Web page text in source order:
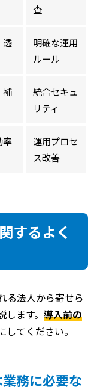
査
透
明確な運用
ルール
補
統合セキュ
リティ
率
運用プロセ
ス改善
するよく
る法人から寄せら
ます。 導入前の
してください。
務に必要な